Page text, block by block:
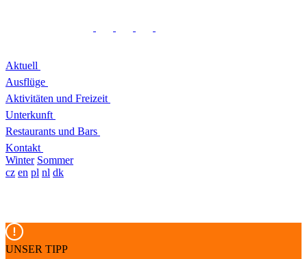
Aktuell
Ausflüge
Aktivitäten und Freizeit
Unterkunft
Restaurants und Bars
Kontakt
Winter Sommer
cz en pl nl dk
UNSER TIPP